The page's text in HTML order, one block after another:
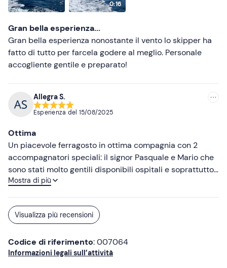
Non dimenticare di portare
Telo mare
Crema solare
0:16
Gran bella esperienza...
Gran bella esperienza nonostante il vento lo skipper ha
fatto di tutto per farcela godere al meglio. Personale
accogliente gentile e preparato!
Allegra S.
Esperienza del 15/08/2025
Ottima
Un piacevole ferragosto in ottima compagnia con 2
accompagnatori speciali: il signor Pasquale e Mario che
sono stati molto gentili disponibili ospitali e soprattutto
professionali, da ritornarci sicuramente
Mostra di più
Visualizza più recensioni
Codice di riferimento: 007064
Informazioni legali sull’attività